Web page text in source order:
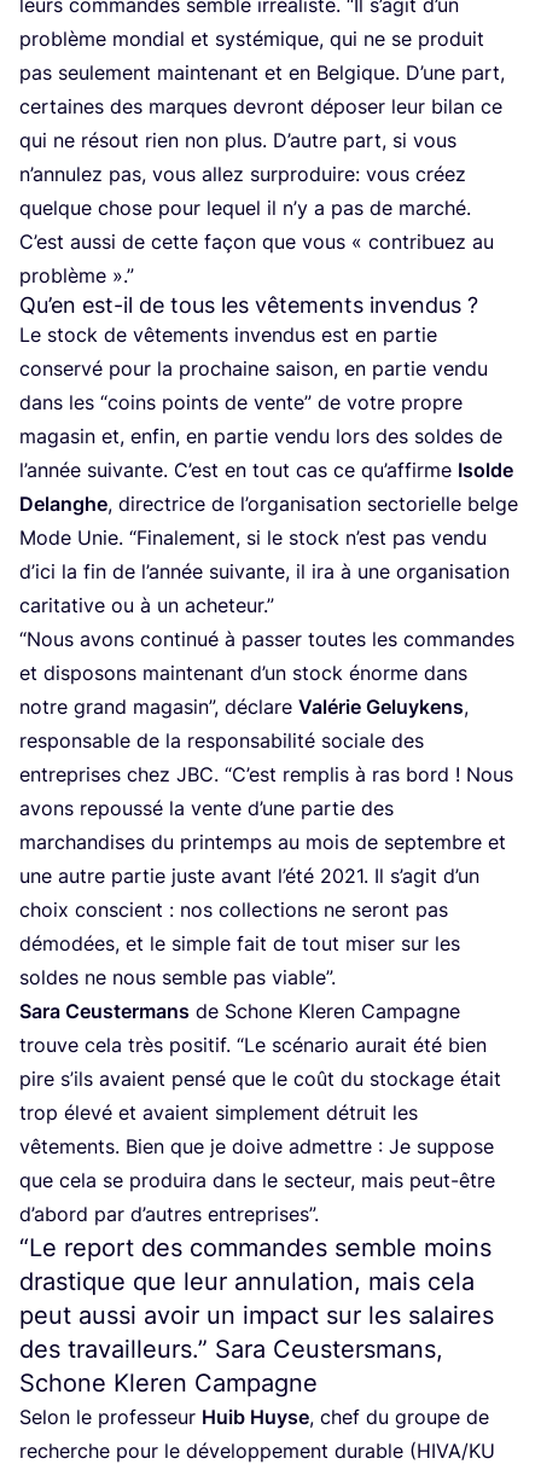
leurs com­mandes semble irréa­liste. “ Il s’a­git d’un
pro­blème mon­dial et sys­té­mique, qui ne se pro­duit
pas seule­ment main­te­nant et en Bel­gique. D’une part,
cer­taines des marques devront dépo­ser leur bilan ce
qui ne résout rien non plus. D’autre part, si vous
n’an­nu­lez pas, vous allez sur­pro­duire: vous créez
quelque chose pour lequel il n’y a pas de mar­ché.
C’est aus­si de cette façon que vous « contri­buez au
problème ».”
Qu’en est-il de tous les vêtements invendus ?
Le stock de vête­ments inven­dus est en par­tie
conser­vé pour la pro­chaine sai­son, en par­tie ven­du
dans les “coins points de vente” de votre propre
maga­sin et, enfin, en par­tie ven­du lors des soldes de
l’an­née sui­vante. C’est en tout cas ce qu’af­firme Isolde
Delan­ghe, direc­trice de l’or­ga­ni­sa­tion sec­to­rielle belge
Mode Unie. “Fina­le­ment, si le stock n’est pas ven­du
d’i­ci la fin de l’année sui­vante, il ira à une orga­ni­sa­tion
cari­ta­tive ou à un acheteur.”
“Nous avons conti­nué à pas­ser toutes les com­mandes
et dis­po­sons main­te­nant d’un stock énorme dans
notre grand maga­sin”, déclare Valé­rie Geluy­kens,
res­pon­sable de la res­pon­sa­bi­li­té sociale des
entre­prises chez JBC. “C’est rem­plis à ras bord ! Nous
avons repous­sé la vente d’une par­tie des
mar­chan­dises du prin­temps au mois de sep­tembre et
une autre par­tie juste avant l’é­té 2021. Il s’agit d’un
choix conscient : nos col­lec­tions ne seront pas
démo­dées, et le simple fait de tout miser sur les
soldes ne nous semble pas viable”.
Sara Ceus­ter­mans de Schone Kle­ren Cam­pagne
trouve cela très posi­tif. “Le scé­na­rio aurait été bien
pire s’ils avaient pen­sé que le coût du sto­ckage était
trop éle­vé et avaient sim­ple­ment détruit les
vête­ments. Bien que je doive admettre : Je sup­pose
que cela se pro­dui­ra dans le sec­teur, mais peut-être
d’abord par d’autres entreprises”.
“Le report des commandes semble moins
drastique que leur annulation, mais cela
peut aussi avoir un impact sur les salaires
des travailleurs.” Sara Ceustersmans,
Schone Kleren Campagne
Selon le pro­fes­seur Huib Huyse, chef du groupe de
recherche pour le déve­lop­pe­ment durable (HIVA/KU